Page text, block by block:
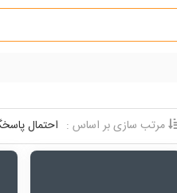
مرتب سازی بر اساس : احتمال